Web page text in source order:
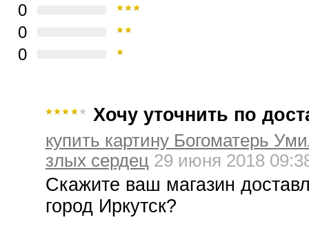
0
0
0
Хочу уточнить по
купить картину Богоматерь
злых сердец 29 июня 2018
Скажите ваш магазин
город Иркутск?